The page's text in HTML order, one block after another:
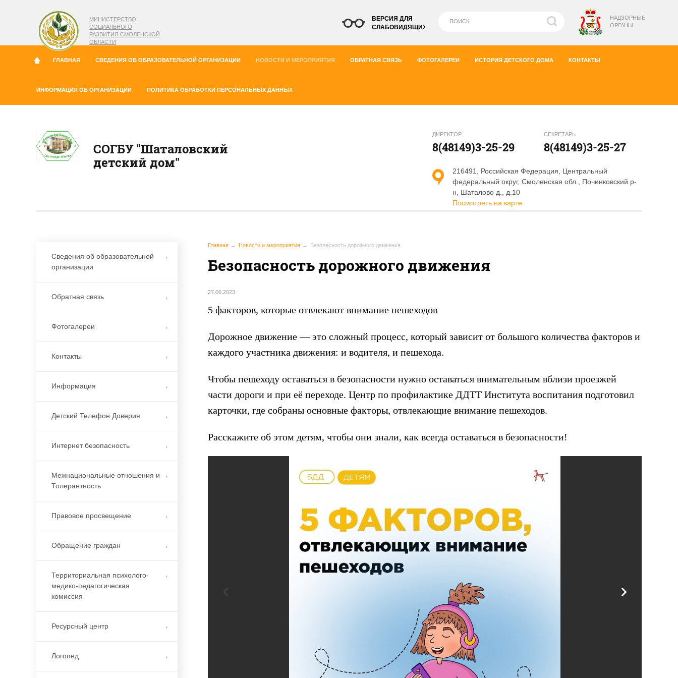
МИНИСТЕРСТВО
СОЦИАЛЬНОГО
РАЗВИТИЯ СМОЛЕНСКОЙ
ОБЛАСТИ
НАДЗОРНЫЕ
ОРГАНЫ
ВЕРСИЯ ДЛЯ
СЛАБОВИДЯЩИХ
ГЛАВНАЯ СВЕДЕНИЯ ОБ ОБРАЗОВАТЕЛЬНОЙ ОРГАНИЗАЦИИ НОВОСТИ И МЕРОПРИЯТИЯ ОБРАТНАЯ СВЯЗЬ ФОТОГАЛЕРЕИ ИСТОРИЯ ДЕТСКОГО ДОМА КОНТАКТЫ
ИНФОРМАЦИЯ ОБ ОРГАНИЗАЦИИ ПОЛИТИКА ОБРАБОТКИ ПЕРСОНАЛЬНЫХ ДАННЫХ
СОГБУ "Шаталовский
детский дом"
ДИРЕКТОР
8(48149)3-25-29
СЕКРЕТАРЬ
8(48149)3-25-27
216491, Российская Федерация, Центральный
федеральный округ, Смоленская обл., Починковский р-
н, Шаталово д., д.10
Посмотреть на карте
Главная Новости и мероприятия Безопасность дорожного движения
Безопасность дорожного движения
27.06.2023
5 факторов, которые отвлекают внимание пешеходов
Дорожное движение — это сложный процесс, который зависит от большого количества факторов и
каждого участника движения: и водителя, и пешехода.
Чтобы пешеходу оставаться в безопасности нужно оставаться внимательным вблизи проезжей
части дороги и при её переходе. Центр по профилактике ДДТТ Института воспитания подготовил
карточки, где собраны основные факторы, отвлекающие внимание пешеходов.
Расскажите об этом детям, чтобы они знали, как всегда оставаться в безопасности!
Сведения об образовательной
организации
Обратная связь
Фотогалереи
Контакты
Информация
Детский Телефон Доверия
Интернет безопасность
Межнациональные отношения и
Толерантность
Правовое просвещение
Обращение граждан
Территориальная психолого-
медико-педагогическая
комиссия
Ресурсный центр
Логопед